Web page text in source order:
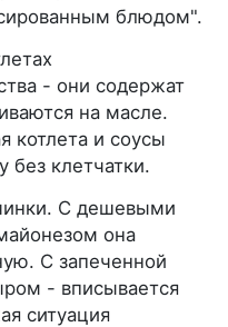
блюдом".
- они содержат
на масле.
котлета и соусы
без клетчатки.
С дешевыми
она
С запеченной
- вписывается
ситуация